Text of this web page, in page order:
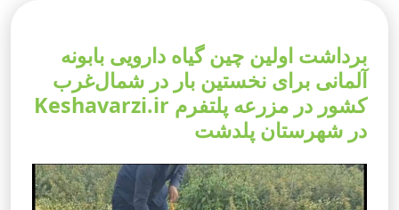
برداشت اولین چین گیاه دارویی بابونه
آلمانی برای نخستین بار در شمال‌غرب
کشور در مزرعه پلتفرم Keshavarzi.ir
در شهرستان پلدشت